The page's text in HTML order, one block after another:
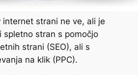
internet strani ne ve, ali je
spletno stran s pomočjo
strani (SEO), ali s
na klik (PPC).